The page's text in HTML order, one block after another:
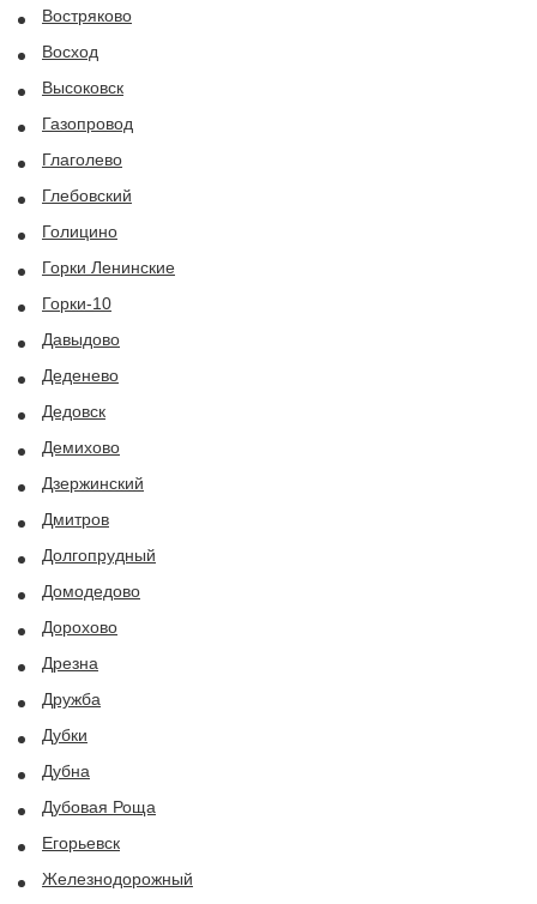
Востряково
Восход
Высоковск
Газопровод
Глаголево
Глебовский
Голицино
Горки Ленинские
Горки-10
Давыдово
Деденево
Дедовск
Демихово
Дзержинский
Дмитров
Долгопрудный
Домодедово
Дорохово
Дрезна
Дружба
Дубки
Дубна
Дубовая Роща
Егорьевск
Железнодорожный